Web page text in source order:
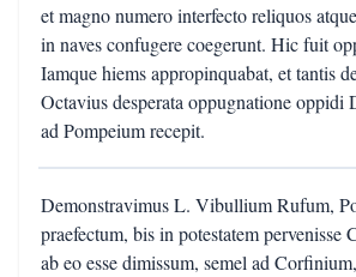
et magno numero interfecto reliquos
in naves confugere coegerunt. Hic fuit
Iamque hiems appropinquabat, et tantis
Octavius desperata oppugnatione oppidi
ad Pompeium recepit.
Demonstravimus L. Vibullium Rufum,
praefectum, bis in potestatem pervenisse
ab eo esse dimissum, semel ad